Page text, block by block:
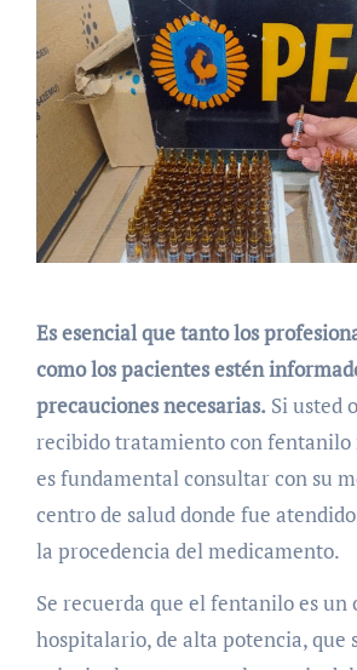
Es esencial que tanto los
como los pacientes estén
precauciones necesarias. Si usted
recibido tratamiento con
es fundamental consultar con su
centro de salud donde fue
la procedencia del medicamento.
Se recuerda que el fentanilo es un
hospitalario, de alta potencia, que